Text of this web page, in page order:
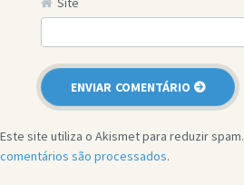
Este site utiliza o Akismet para reduzir spam.
comentários são processados.